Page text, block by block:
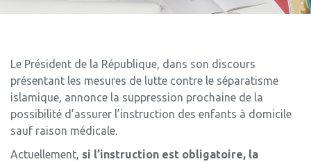
Le Président de la République, dans son discours
présentant les mesures de lutte contre le séparatisme
islamique, annonce la suppression prochaine de la
possibilité d’assurer l’instruction des enfants à domicile
sauf raison médicale.
Actuellement, si l’instruction est obligatoire, la